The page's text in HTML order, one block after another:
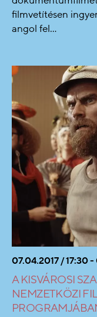
filmvetítésen
angol fel...
07.04.2017 / 17:30
A KISVÁROSI
NEMZETKÖZI